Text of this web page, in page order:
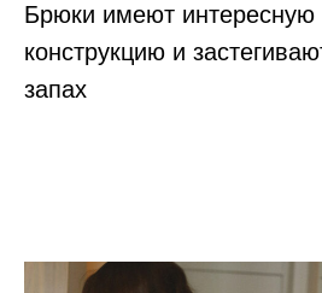
Брюки имеют интересную
конструкцию и
запах